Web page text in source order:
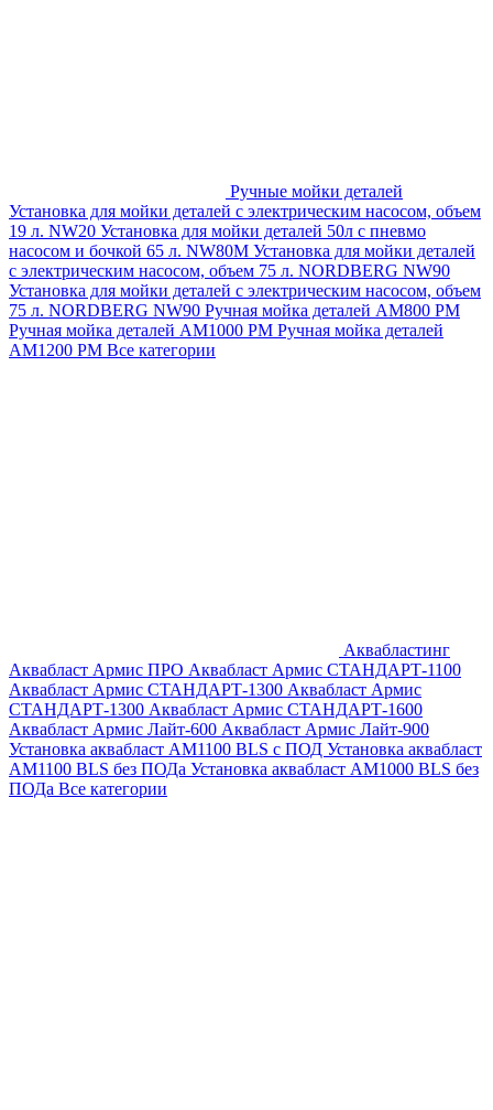
Ручные мойки деталей
Установка для мойки деталей с электрическим насосом, объем
19 л. NW20 Установка для мойки деталей 50л с пневмо
насосом и бочкой 65 л. NW80M Установка для мойки деталей
с электрическим насосом, объем 75 л. NORDBERG NW90
Установка для мойки деталей с электрическим насосом, объем
75 л. NORDBERG NW90 Ручная мойка деталей АМ800 РМ
Ручная мойка деталей АМ1000 РМ Ручная мойка деталей
АМ1200 РМ Все категории
Аквабластинг
Аквабласт Армис ПРО Аквабласт Армис СТАНДАРТ-1100
Аквабласт Армис СТАНДАРТ-1300 Аквабласт Армис
СТАНДАРТ-1300 Аквабласт Армис СТАНДАРТ-1600
Аквабласт Армис Лайт-600 Аквабласт Армис Лайт-900
Установка аквабласт AM1100 BLS с ПОД Установка аквабласт
AM1100 BLS без ПОДа Установка аквабласт AM1000 BLS без
ПОДа Все категории